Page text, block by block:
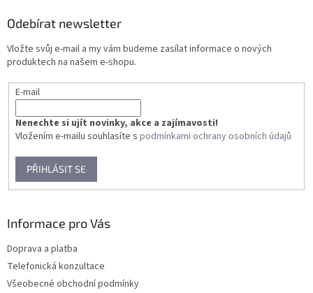
Odebírat newsletter
Vložte svůj e-mail a my vám budeme zasílat informace o nových
produktech na našem e-shopu.
E-mail
Nenechte si ujít novinky, akce a zajímavosti!
Vložením e-mailu souhlasíte s podmínkami ochrany osobních údajů
PŘIHLÁSIT SE
Informace pro Vás
Doprava a platba
Telefonická konzultace
Všeobecné obchodní podmínky